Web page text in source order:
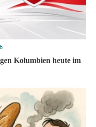
Kolumbien heute im